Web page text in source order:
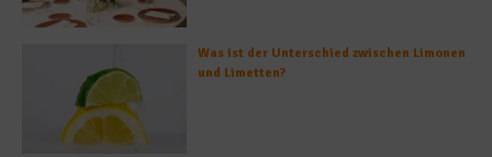
Was ist der Unterschied zwischen Limonen
und Limetten?